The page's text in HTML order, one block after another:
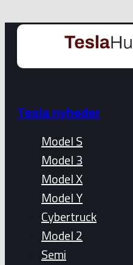
Tesla nyheder
Model S
Model 3
Model X
Model Y
Cybertruck
Model 2
Semi